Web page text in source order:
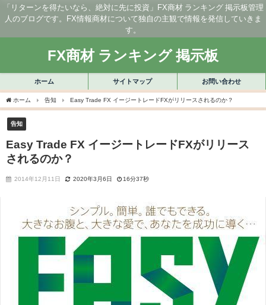
「リターンを得たいなら、絶対に先に投資」FX商材 ランキング 掲示板管理
人のブログです。FX情報商材について独自の主観で情報を発信していきま
す。
FX商材 ランキング 掲示板
ホーム サイトマップ お問い合わせ
ホーム 告知 Easy Trade FX イージートレードFXがリリースされるのか？
告知
Easy Trade FX イージートレードFXがリリース
されるのか？
2014年12月11日 2020年3月6日 16分37秒